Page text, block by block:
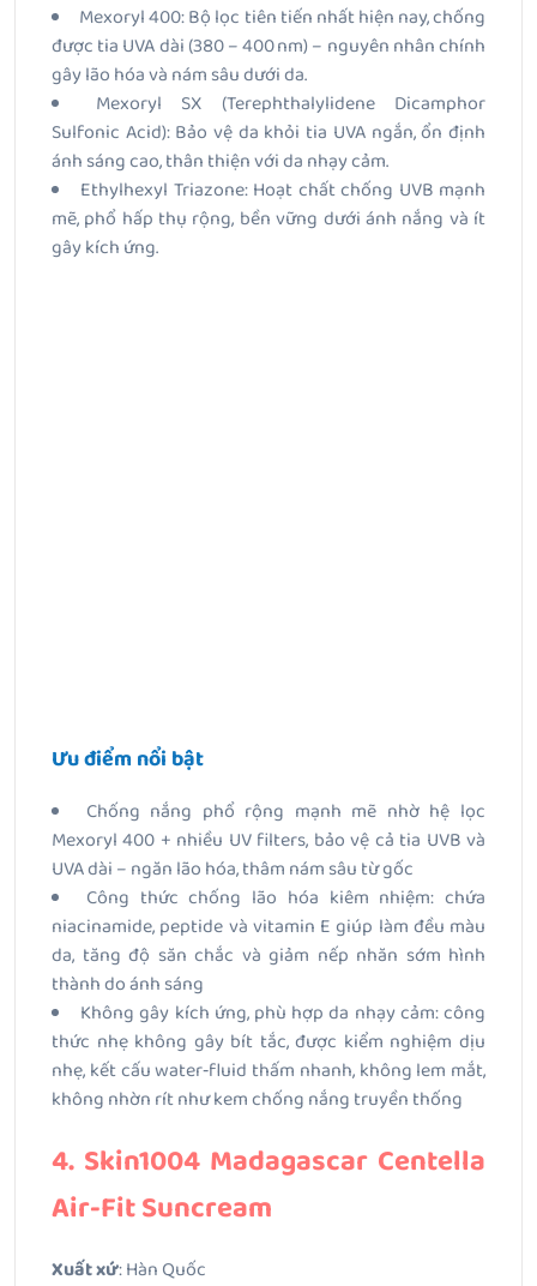
Mexoryl 400: Bộ lọc tiên tiến nhất hiện nay, chống
được tia UVA dài (380 – 400 nm) – nguyên nhân chính
gây lão hóa và nám sâu dưới da.
Mexoryl SX (Terephthalylidene Dicamphor
Sulfonic Acid): Bảo vệ da khỏi tia UVA ngắn, ổn định
ánh sáng cao, thân thiện với da nhạy cảm.
Ethylhexyl Triazone: Hoạt chất chống UVB mạnh
mẽ, phổ hấp thụ rộng, bền vững dưới ánh nắng và ít
gây kích ứng.
Ưu điểm nổi bật
Chống nắng phổ rộng mạnh mẽ nhờ hệ lọc
Mexoryl 400 + nhiều UV filters, bảo vệ cả tia UVB và
UVA dài – ngăn lão hóa, thâm nám sâu từ gốc
Công thức chống lão hóa kiêm nhiệm: chứa
niacinamide, peptide và vitamin E giúp làm đều màu
da, tăng độ săn chắc và giảm nếp nhăn sớm hình
thành do ánh sáng
Không gây kích ứng, phù hợp da nhạy cảm: công
thức nhẹ không gây bít tắc, được kiểm nghiệm dịu
nhẹ, kết cấu water‑fluid thấm nhanh, không lem mắt,
không nhờn rít như kem chống nắng truyền thống
4. Skin1004 Madagascar Centella
Air-Fit Suncream
Xuất xứ: Hàn Quốc